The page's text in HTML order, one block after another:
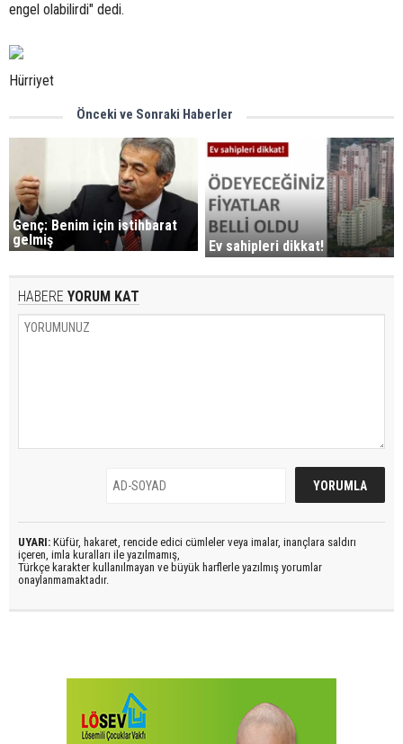
engel olabilirdi" dedi.
Hürriyet
Önceki ve Sonraki Haberler
Genç: Benim için istihbarat
gelmiş
Ev sahipleri dikkat!
HABERE YORUM KAT
UYARI: Küfür, hakaret, rencide edici cümleler veya imalar, inançlara saldırı
içeren, imla kuralları ile yazılmamış,
Türkçe karakter kullanılmayan ve büyük harflerle yazılmış yorumlar
onaylanmamaktadır.